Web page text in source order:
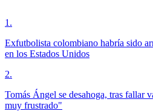
1 .
Exfutbolista colombiano habría sido
en los Estados Unidos
2.
Tomás Ángel se desahoga, tras fallar
muy frustrado"